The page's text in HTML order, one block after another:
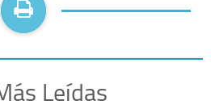
Leídas